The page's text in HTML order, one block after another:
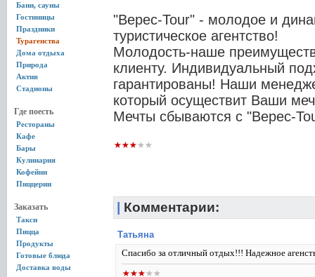
Бани, сауны
Гостиницы
Праздники
Турагенства
Дома отдыха
Природа
Актив
Стадионы
Где поесть
Рестораны
Кафе
Бары
Кулинария
Кофейни
Пиццерии
Заказать
Такси
Пицца
Продукты
Готовые блюда
Доставка воды
"Верес-Tour" - молодое и
туристическое агентство!
Молодость-наше
клиенту. Индивидуальный
гарантированы! Наши
который осуществит Ваши
Мечты сбываются с "Верес-
Комментарии:
Татьяна
Спасибо за отличный отдых!!! Надежное